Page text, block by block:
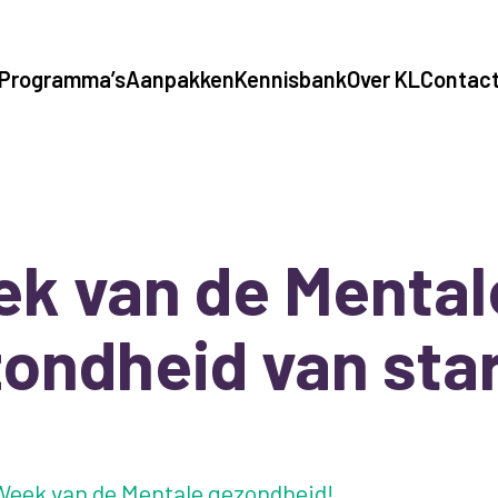
Programma’sAanpakkenKennisbankOver KLContact
van de
van